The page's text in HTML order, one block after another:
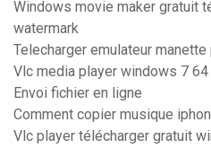
Windows movie maker gratuit
watermark
Telecharger emulateur
Vlc media player windows 7
Envoi fichier en ligne
Comment copier musique
Vlc player télécharger gratuit